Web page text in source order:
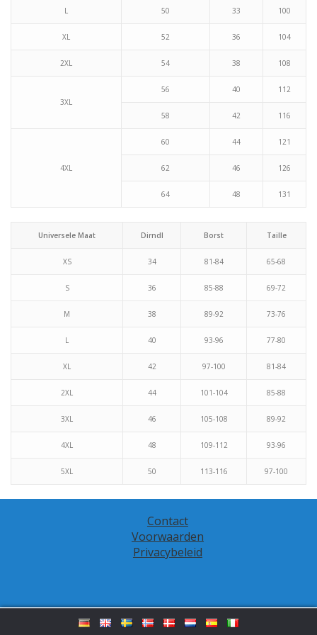
L 50 33 100
XL 52 36 104
2XL 54 38 108
3XL
56 40 112
58 42 116
4XL
60 44 121
62 46 126
64 48 131
Universele Maat Dirndl Borst Taille
XS 34 81-84 65-68
S 36 85-88 69-72
M 38 89-92 73-76
L 40 93-96 77-80
XL 42 97-100 81-84
2XL 44 101-104 85-88
3XL 46 105-108 89-92
4XL 48 109-112 93-96
5XL 50 113-116 97-100
Contact
Voorwaarden
Privacybeleid